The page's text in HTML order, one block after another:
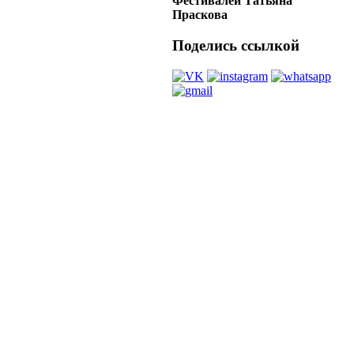
Праскова
Поделись ссылкой